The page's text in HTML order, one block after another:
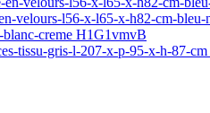
velours-l56-x-l65-x-h82-cm-
creme H1G1vmvB
tissu-gris-l-207-x-p-95-x-h-87-